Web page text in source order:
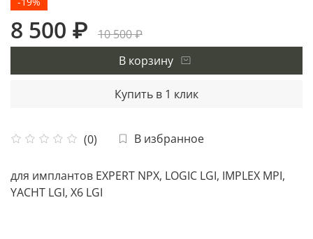
(0) В избранное
8 500 ₽
10 500 ₽
В корзину
Купить в 1 клик
для имплантов EXPERT NPX, LOGIC LGI, IMPLEX MPI,
YACHT LGI, X6 LGI